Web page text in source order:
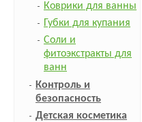
Коврики для ванны
Губки для купания
Соли и
фитоэкстракты для
ванн
Контроль и
безопасность
Детская косметика